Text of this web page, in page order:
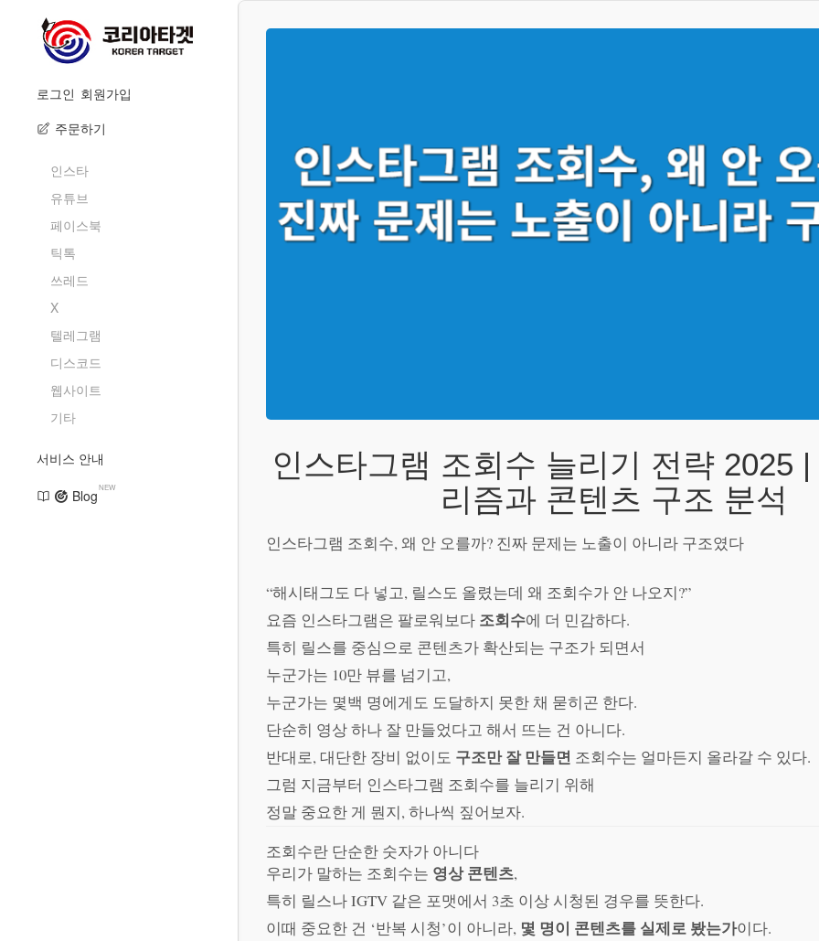
로그인 회원가입
주문하기
인스타
유튜브
페이스북
틱톡
쓰레드
X
텔레그램
디스코드
웹사이트
기타
서비스 안내
BlogNEW
인스타그램 조회수 늘리기 전략 2025
리즘과 콘텐츠 구조 분석
인스타그램 조회수, 왜 안 오를까? 진짜 문제는 노출이 아니라 구조였다
“해시태그도 다 넣고, 릴스도 올렸는데 왜 조회수가 안 나오지?”
요즘 인스타그램은 팔로워보다 조회수에 더 민감하다.
특히 릴스를 중심으로 콘텐츠가 확산되는 구조가 되면서
누군가는 10만 뷰를 넘기고,
누군가는 몇백 명에게도 도달하지 못한 채 묻히곤 한다.
단순히 영상 하나 잘 만들었다고 해서 뜨는 건 아니다.
반대로, 대단한 장비 없이도 구조만 잘 만들면 조회수는 얼마든지 올라갈 수 있다.
그럼 지금부터 인스타그램 조회수를 늘리기 위해
정말 중요한 게 뭔지, 하나씩 짚어보자.
조회수란 단순한 숫자가 아니다
우리가 말하는 조회수는 영상 콘텐츠,
특히 릴스나 IGTV 같은 포맷에서 3초 이상 시청된 경우를 뜻한다.
이때 중요한 건 ‘반복 시청’이 아니라, 몇 명이 콘텐츠를 실제로 봤는가이다.